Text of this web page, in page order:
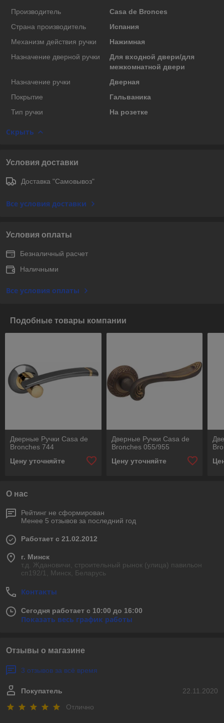
Производитель
Casa de Bronces
Страна производитель
Испания
Механизм действия ручки
Нажимная
Назначение дверной ручки
Для входной двери/для
межкомнатной двери
Назначение ручки
Дверная
Покрытие
Гальваника
Тип ручки
На розетке
Скрыть
Условия доставки
Доставка "Самовывоз"
Все условия доставки
Условия оплаты
Безналичный расчет
Наличными
Все условия оплаты
Подобные товары компании
Дверные Ручки Casa de
Bronches 744
Цену уточняйте
Дверные Ручки Casa de
Bronches 055/955
Цену уточняйте
О нас
Рейтинг не сформирован
Менее 5 отзывов за последний год
Работает с 21.02.2012
г. Минск
т.д. Ждановичи, строительный рынок (улица) павильон
сп192/1, Минск, Беларусь
Контакты
Сегодня работает с 10:00 до 16:00
Показать весь график работы
Отзывы о магазине
3 отзывов за всё время
22.11.2020
Покупатель
Отлично